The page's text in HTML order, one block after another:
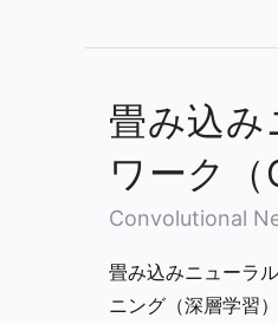
畳み込み
ワーク（
Convolutional
畳み込みニューラ
ニング（深層学習